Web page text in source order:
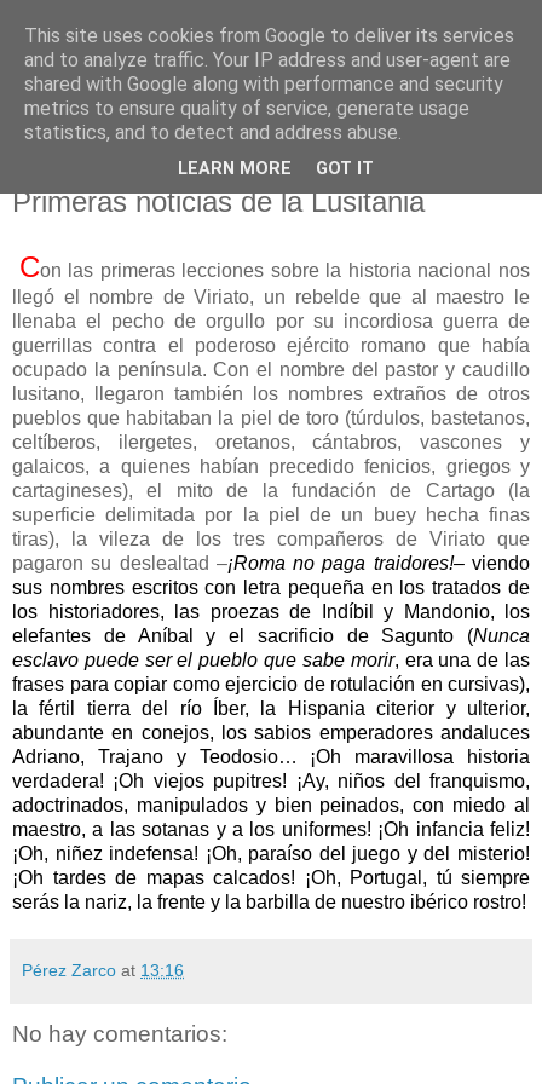
El pisapapeles de Karlsbad
Páginas de un escritor rural
jueves, 14 de diciembre de 2023
Primeras noticias de la Lusitania
Con las primeras lecciones sobre la historia nacional nos
llegó el nombre de Viriato, un rebelde que al maestro le
llenaba el pecho de orgullo por su incordiosa guerra de
guerrillas contra el poderoso ejército romano que había
ocupado la península. Con el nombre del pastor y caudillo
lusitano, llegaron también los nombres extraños de otros
pueblos que habitaban la piel de toro (túrdulos, bastetanos,
celtíberos, ilergetes, oretanos, cántabros, vascones y
galaicos, a quienes habían precedido fenicios, griegos y
cartagineses), el mito de la fundación de Cartago (la
superficie delimitada por la piel de un buey hecha finas
tiras), la vileza de los tres compañeros de Viriato que
pagaron su deslealtad ‒¡Roma no paga traidores!‒viendo
sus nombres escritos con letra pequeña en los tratados de
los historiadores, las proezas de Indíbil y Mandonio, los
elefantes de Aníbal y
el sacrificio de Sagunto (Nunca
esclavo puede ser el pueblo que sabe morir, era una de las
frases para copiar como ejercicio de rotulación en cursivas),
la fértil tierra del río Íber, la Hispania citerior y ulterior,
abundante en conejos, los sabios emperadores andaluces
Adriano, Trajano y Teodosio… ¡Oh maravillosa historia
verdadera! ¡Oh viejos pupitres! ¡Ay, niños del franquismo,
adoctrinados, manipulados y bien peinados, con miedo al
maestro, a las sotanas y a los uniformes! ¡Oh infancia feliz!
¡Oh, niñez indefensa! ¡Oh, paraíso del juego y del misterio!
¡Oh tardes de mapas calcados!
¡Oh, Portugal, tú siempre
serás la nariz, la frente y la barbilla de nuestro ibérico rostro!
Pérez Zarco at 13:16
No hay comentarios:
This site uses cookies from Google to deliver its services
and to analyze traffic. Your IP address and user-agent are
shared with Google along with performance and security
metrics to ensure quality of service, generate usage
statistics, and to detect and address abuse.
LEARN MORE GOT IT